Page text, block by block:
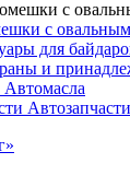
с
для
и
Автомасла
Автозапчасти